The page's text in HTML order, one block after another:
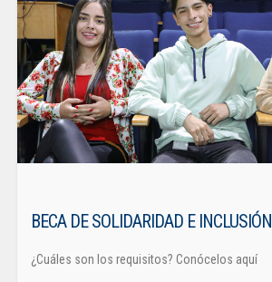
BECA DE SOLIDARIDAD E INCLUSIÓN
¿Cuáles son los requisitos? Conócelos aquí